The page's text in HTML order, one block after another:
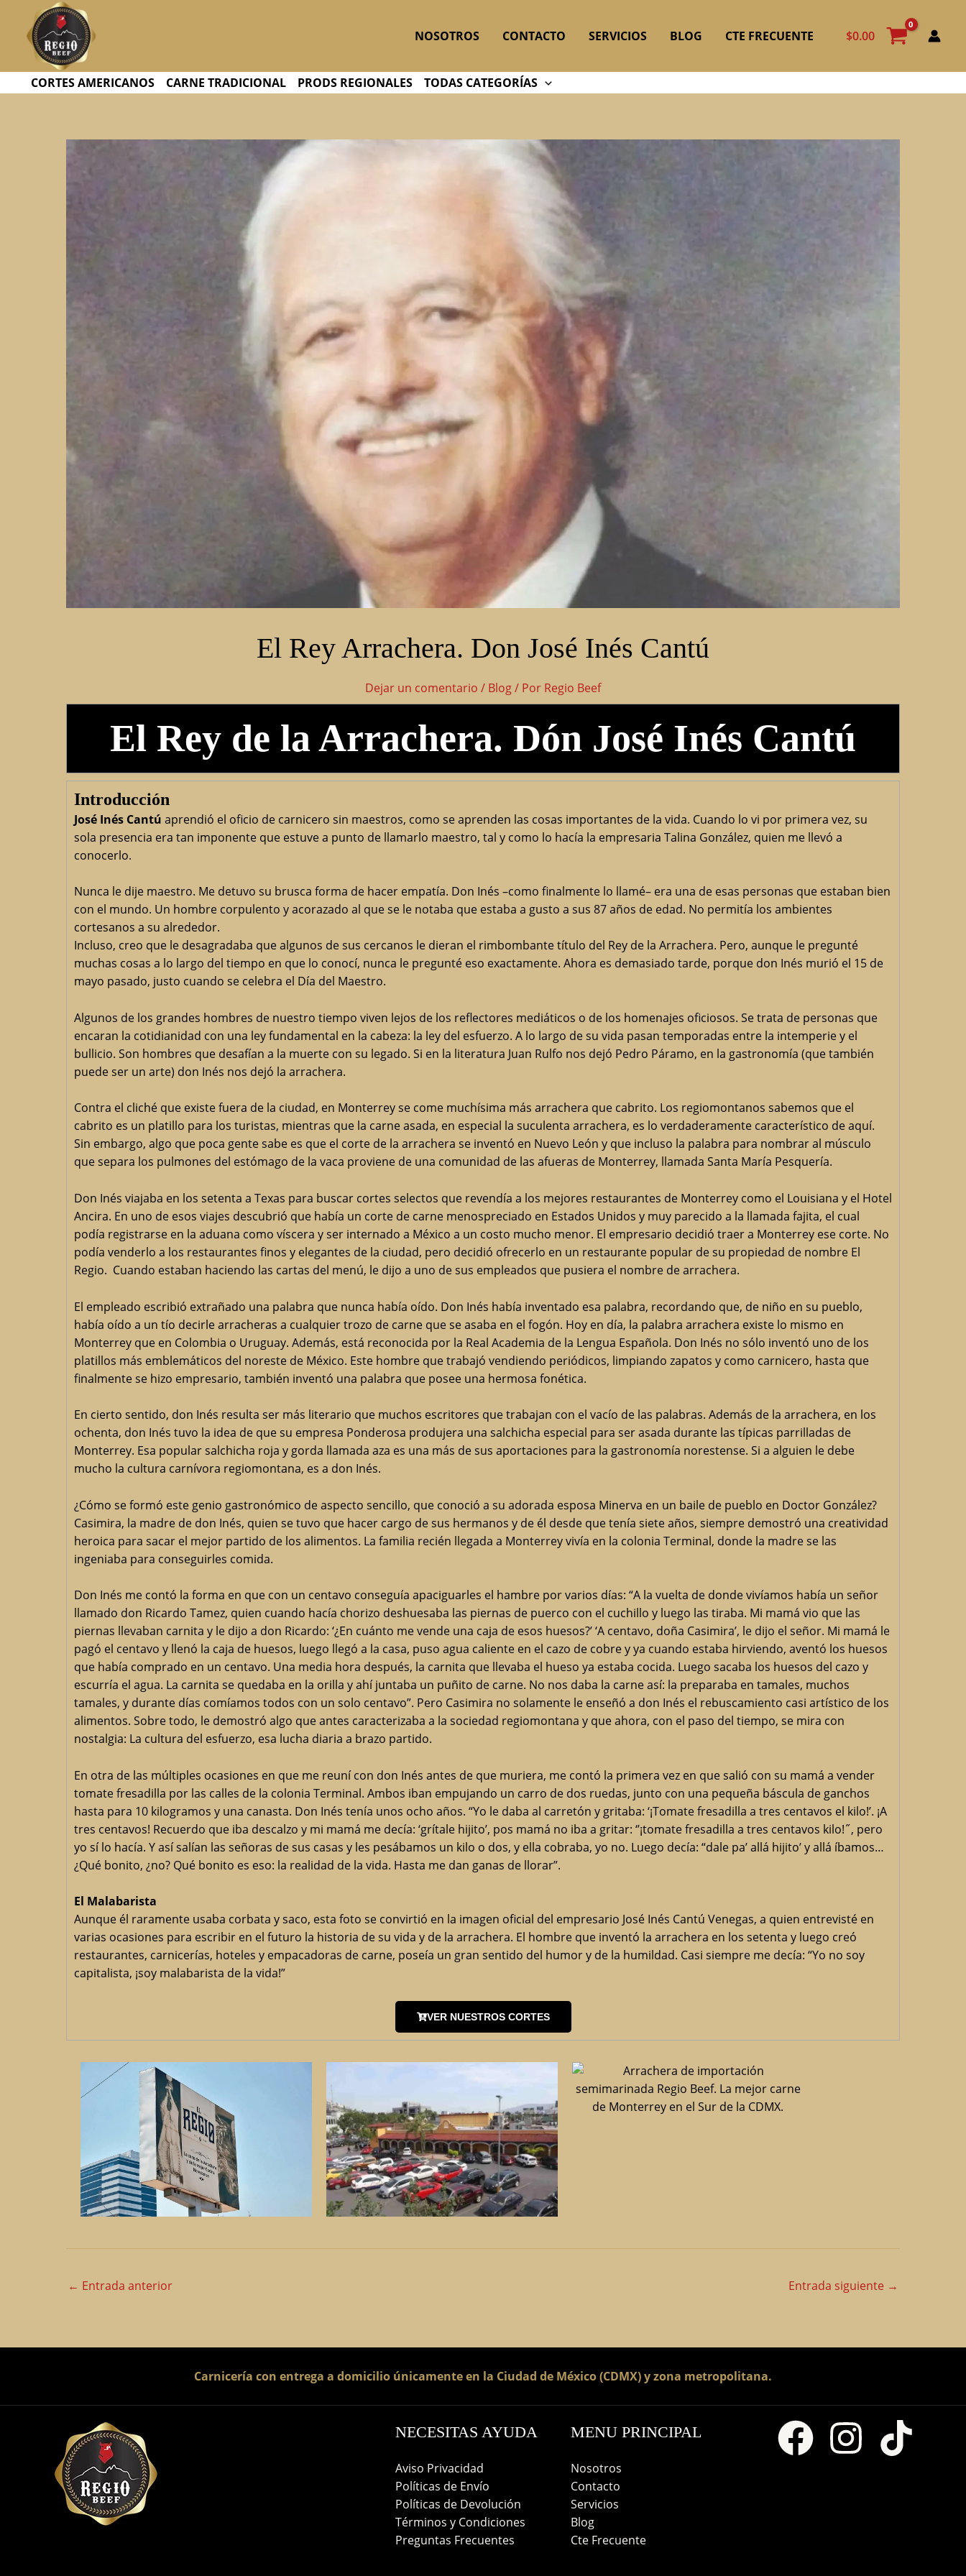
contenido
NOSOTROS CONTACTO SERVICIOS BLOG CTE FRECUENTE $0.00
CORTES AMERICANOS CARNE TRADICIONAL PRODS REGIONALES TODAS CATEGORÍAS
El Rey Arrachera. Don José Inés Cantú
Dejar un comentario / Blog/ Por Regio Beef
El Rey de la Arrachera. Dón José Inés Cantú
Introducción
José Inés Cantú aprendió el oficio de carnicero sin maestros, como se aprenden las cosas importantes de la vida. Cuando lo vi por primera vez, su
sola presencia era tan imponente que estuve a punto de llamarlo maestro, tal y como lo hacía la empresaria Talina González, quien me llevó a
conocerlo.
Nunca le dije maestro. Me detuvo su brusca forma de hacer empatía. Don Inés ­–como finalmente lo llamé– era una de esas personas que estaban bien
con el mundo. Un hombre corpulento y acorazado al que se le notaba que estaba a gusto a sus 87 años de edad. No permitía los ambientes
cortesanos a su alrededor.
Incluso, creo que le desagradaba que algunos de sus cercanos le dieran el rimbombante título del Rey de la Arrachera. Pero, aunque le pregunté
muchas cosas a lo largo del tiempo en que lo conocí, nunca le pregunté eso exactamente. Ahora es demasiado tarde, porque don Inés murió el 15 de
mayo pasado, justo cuando se celebra el Día del Maestro.
Algunos de los grandes hombres de nuestro tiempo viven lejos de los reflectores mediáticos o de los homenajes oficiosos. Se trata de personas que
encaran la cotidianidad con una ley fundamental en la cabeza: la ley del esfuerzo. A lo largo de su vida pasan temporadas entre la intemperie y el
bullicio. Son hombres que desafían a la muerte con su legado. Si en la literatura Juan Rulfo nos dejó Pedro Páramo, en la gastronomía (que también
puede ser un arte) don Inés nos dejó la arrachera.
Contra el cliché que existe fuera de la ciudad, en Monterrey se come muchísima más arrachera que cabrito. Los regiomontanos sabemos que el
cabrito es un platillo para los turistas, mientras que la carne asada, en especial la suculenta arrachera, es lo verdaderamente característico de aquí.
Sin embargo, algo que poca gente sabe es que el corte de la arrachera se inventó en Nuevo León y que incluso la palabra para nombrar al músculo
que separa los pulmones del estómago de la vaca proviene de una comunidad de las afueras de Monterrey, llamada Santa María Pesquería.
Don Inés viajaba en los setenta a Texas para buscar cortes selectos que revendía a los mejores restaurantes de Monterrey como el Louisiana y el Hotel
Ancira. En uno de esos viajes descubrió que había un corte de carne menospreciado en Estados Unidos y muy parecido a la llamada fajita, el cual
podía registrarse en la aduana como víscera y ser internado a México a un costo mucho menor. El empresario decidió traer a Monterrey ese corte. No
podía venderlo a los restaurantes finos y elegantes de la ciudad, pero decidió ofrecerlo en un restaurante popular de su propiedad de nombre El
Regio. Cuando estaban haciendo las cartas del menú, le dijo a uno de sus empleados que pusiera el nombre de arrachera.
El empleado escribió extrañado una palabra que nunca había oído. Don Inés había inventado esa palabra, recordando que, de niño en su pueblo,
había oído a un tío decirle arracheras a cualquier trozo de carne que se asaba en el fogón. Hoy en día, la palabra arrachera existe lo mismo en
Monterrey que en Colombia o Uruguay. Además, está reconocida por la Real Academia de la Lengua Española. Don Inés no sólo inventó uno de los
platillos más emblemáticos del noreste de México. Este hombre que trabajó vendiendo periódicos, limpiando zapatos y como carnicero, hasta que
finalmente se hizo empresario, también inventó una palabra que posee una hermosa fonética.
En cierto sentido, don Inés resulta ser más literario que muchos escritores que trabajan con el vacío de las palabras. Además de la arrachera, en los
ochenta, don Inés tuvo la idea de que su empresa Ponderosa produjera una salchicha especial para ser asada durante las típicas parrilladas de
Monterrey. Esa popular salchicha roja y gorda llamada aza es una más de sus aportaciones para la gastronomía norestense. Si a alguien le debe
mucho la cultura carnívora regiomontana, es a don Inés.
¿Cómo se formó este genio gastronómico de aspecto sencillo, que conoció a su adorada esposa Minerva en un baile de pueblo en Doctor González?
Casimira, la madre de don Inés, quien se tuvo que hacer cargo de sus hermanos y de él desde que tenía siete años, siempre demostró una creatividad
heroica para sacar el mejor partido de los alimentos. La familia recién llegada a Monterrey vivía en la colonia Terminal, donde la madre se las
ingeniaba para conseguirles comida.
Don Inés me contó la forma en que con un centavo conseguía apaciguarles el hambre por varios días: “A la vuelta de donde vivíamos había un señor
llamado don Ricardo Tamez, quien cuando hacía chorizo deshuesaba las piernas de puerco con el cuchillo y luego las tiraba. Mi mamá vio que las
piernas llevaban carnita y le dijo a don Ricardo: ‘¿En cuánto me vende una caja de esos huesos?’ ‘A centavo, doña Casimira’, le dijo el señor. Mi mamá le
pagó el centavo y llenó la caja de huesos, luego llegó a la casa, puso agua caliente en el cazo de cobre y ya cuando estaba hirviendo, aventó los huesos
que había comprado en un centavo. Una media hora después, la carnita que llevaba el hueso ya estaba cocida. Luego sacaba los huesos del cazo y
escurría el agua. La carnita se quedaba en la orilla y ahí juntaba un puñito de carne. No nos daba la carne así: la preparaba en tamales, muchos
tamales, y durante días comíamos todos con un solo centavo”. Pero Casimira no solamente le enseñó a don Inés el rebuscamiento casi artístico de los
alimentos. Sobre todo, le demostró algo que antes caracterizaba a la sociedad regiomontana y que ahora, con el paso del tiempo, se mira con
nostalgia: La cultura del esfuerzo, esa lucha diaria a brazo partido.
En otra de las múltiples ocasiones en que me reuní con don Inés antes de que muriera, me contó la primera vez en que salió con su mamá a vender
tomate fresadilla por las calles de la colonia Terminal. Ambos iban empujando un carro de dos ruedas, junto con una pequeña báscula de ganchos
hasta para 10 kilogramos y una canasta. Don Inés tenía unos ocho años. “Yo le daba al carretón y gritaba: ‘¡Tomate fresadilla a tres centavos el kilo!’. ¡A
tres centavos! Recuerdo que iba descalzo y mi mamá me decía: ‘grítale hijito’, pos mamá no iba a gritar: ‘’¡tomate fresadilla a tres centavos kilo!˝, pero
yo sí lo hacía. Y así salían las señoras de sus casas y les pesábamos un kilo o dos, y ella cobraba, yo no. Luego decía: “dale pa’ allá hijito’ y allá íbamos…
¿Qué bonito, ¿no? Qué bonito es eso: la realidad de la vida. Hasta me dan ganas de llorar”.
El Malabarista
Aunque él raramente usaba corbata y saco, esta foto se convirtió en la imagen oficial del empresario José Inés Cantú Venegas, a quien entrevisté en
varias ocasiones para escribir en el futuro la historia de su vida y de la arrachera. El hombre que inventó la arrachera en los setenta y luego creó
restaurantes, carnicerías, hoteles y empacadoras de carne, poseía un gran sentido del humor y de la humildad. Casi siempre me decía: “Yo no soy
capitalista, ¡soy malabarista de la vida!”
VER NUESTROS CORTES
Navegación
de
entradas
← Entrada anterior Entrada siguiente →
Carnicería con entrega a domicilio únicamente en la Ciudad de México (CDMX) y zona metropolitana.
NECESITAS AYUDA
Aviso Privacidad
Políticas de Envío
Políticas de Devolución
Términos y Condiciones
Preguntas Frecuentes
MENU PRINCIPAL
Nosotros
Contacto
Servicios
Blog
Cte Frecuente